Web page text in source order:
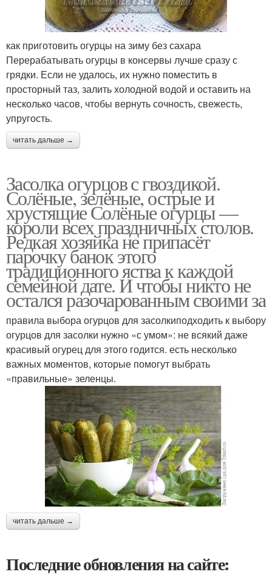
как приготовить огурцы на зиму без сахара
Перерабатывать огурцы в консервы лучше сразу с
грядки. Если не удалось, их нужно поместить в
просторный таз, залить холодной водой и оставить на
несколько часов, чтобы вернуть сочность, свежесть,
упругость.
читать дальше →
Засолка огурцов с гвоздикой.
Солёные, зелёные, острые и
хрустящие Солёные огурцы —
короли всех праздничных столов.
Редкая хозяйка не припасёт
парочку банок этого
традиционного яства к каждой
семейной дате. И чтобы никто не
остался разочарованным своими за
правила выбора огурцов для засолкиподходить к выбору
огурцов для засолки нужно «с умом»: не всякий даже
красивый огурец для этого годится. есть несколько
важных моментов, которые помогут выбрать
«правильные» зеленцы.
читать дальше →
Последние обновления на сайте: